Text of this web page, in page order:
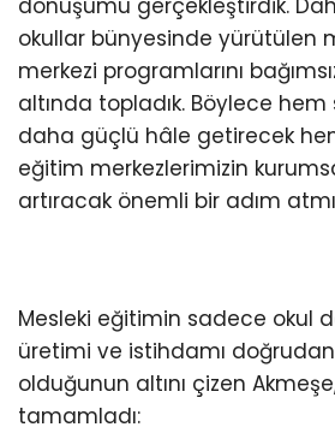
dönüşümü gerçekleştirdik.
okullar bünyesinde yürütülen
merkezi programlarını
altında topladık. Böylece
daha güçlü hâle getirecek
eğitim merkezlerimizin
artıracak önemli bir adım
Mesleki eğitimin sadece okul
üretimi ve istihdamı
olduğunun altını çizen
tamamladı: